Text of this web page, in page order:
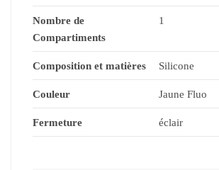
Nombre de
Compartiments
1
Composition et matières Silicone
Couleur Jaune Fluo
Fermeture éclair